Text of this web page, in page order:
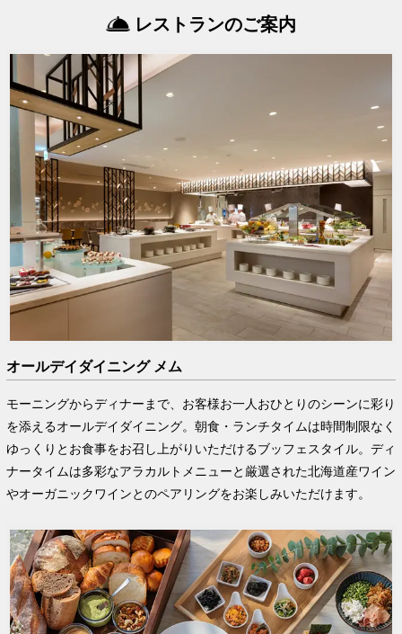
レストランのご案内
オールデイダイニング メム
モーニングからディナーまで、お客様お一人おひとりのシーンに彩り
を添えるオールデイダイニング。朝食・ランチタイムは時間制限なく
ゆっくりとお食事をお召し上がりいただけるブッフェスタイル。ディ
ナータイムは多彩なアラカルトメニューと厳選された北海道産ワイン
やオーガニックワインとのペアリングをお楽しみいただけます。